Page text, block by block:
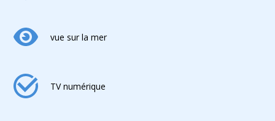
vue sur la mer
TV numérique